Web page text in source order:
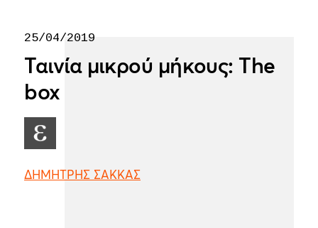
25/04/2019
Ταινία μικρού μήκους: The
box
ΔΗΜΗΤΡΗΣ ΣΑΚΚΑΣ